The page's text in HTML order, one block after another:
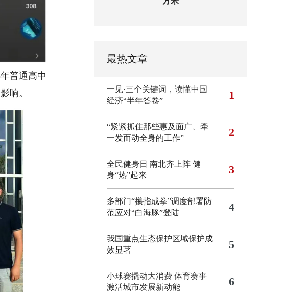
普通高中
响。
最热文章
一见·三个关键词，读懂中国
经济“半年答卷”
1
“紧紧抓住那些惠及面广、牵
一发而动全身的工作”
2
全民健身日 南北齐上阵 健
身“热”起来
3
多部门“攥指成拳”调度部署防
范应对“白海豚”登陆
4
我国重点生态保护区域保护成
效显著
5
小球赛撬动大消费 体育赛事
激活城市发展新动能
6